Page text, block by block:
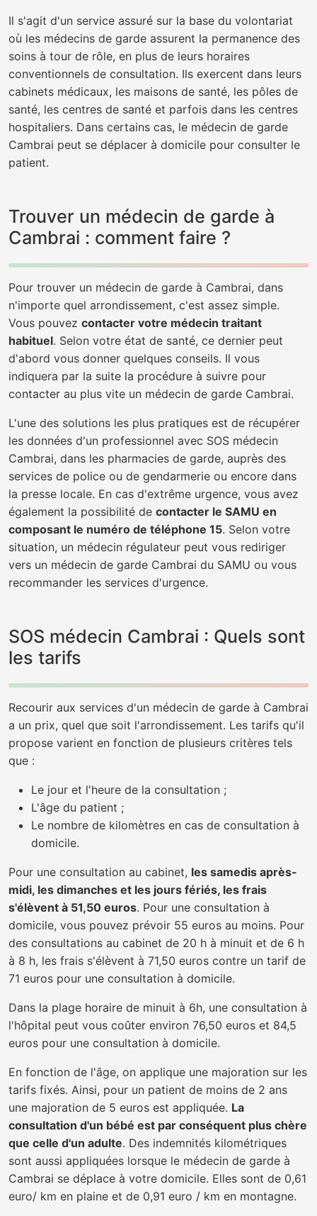
Il s'agit d'un service assuré sur la base du volontariat
où les médecins de garde assurent la permanence des
soins à tour de rôle, en plus de leurs horaires
conventionnels de consultation. Ils exercent dans leurs
cabinets médicaux, les maisons de santé, les pôles de
santé, les centres de santé et parfois dans les centres
hospitaliers. Dans certains cas, le médecin de garde
Cambrai peut se déplacer à domicile pour consulter le
patient.
Trouver un médecin de garde à
Cambrai : comment faire ?
Pour trouver un médecin de garde à Cambrai, dans
n'importe quel arrondissement, c'est assez simple.
Vous pouvez contacter votre médecin traitant
habituel. Selon votre état de santé, ce dernier peut
d'abord vous donner quelques conseils. Il vous
indiquera par la suite la procédure à suivre pour
contacter au plus vite un médecin de garde Cambrai.
L'une des solutions les plus pratiques est de récupérer
les données d'un professionnel avec SOS médecin
Cambrai, dans les pharmacies de garde, auprès des
services de police ou de gendarmerie ou encore dans
la presse locale. En cas d'extrême urgence, vous avez
également la possibilité de contacter le SAMU en
composant le numéro de téléphone 15. Selon votre
situation, un médecin régulateur peut vous rediriger
vers un médecin de garde Cambrai du SAMU ou vous
recommander les services d'urgence.
SOS médecin Cambrai : Quels sont
les tarifs
Recourir aux services d'un médecin de garde à Cambrai
a un prix, quel que soit l'arrondissement. Les tarifs qu'il
propose varient en fonction de plusieurs critères tels
que :
Le jour et l'heure de la consultation ;
L'âge du patient ;
Le nombre de kilomètres en cas de consultation à
domicile.
Pour une consultation au cabinet, les samedis après-
midi, les dimanches et les jours fériés, les frais
s'élèvent à 51,50 euros. Pour une consultation à
domicile, vous pouvez prévoir 55 euros au moins. Pour
des consultations au cabinet de 20 h à minuit et de 6 h
à 8 h, les frais s'élèvent à 71,50 euros contre un tarif de
71 euros pour une consultation à domicile.
Dans la plage horaire de minuit à 6h, une consultation à
l'hôpital peut vous coûter environ 76,50 euros et 84,5
euros pour une consultation à domicile.
En fonction de l'âge, on applique une majoration sur les
tarifs fixés. Ainsi, pour un patient de moins de 2 ans
une majoration de 5 euros est appliquée. La
consultation d'un bébé est par conséquent plus chère
que celle d'un adulte. Des indemnités kilométriques
sont aussi appliquées lorsque le médecin de garde à
Cambrai se déplace à votre domicile. Elles sont de 0,61
euro/ km en plaine et de 0,91 euro / km en montagne.